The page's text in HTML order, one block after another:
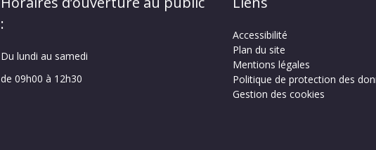
:
Du lundi au samedi
de 09h00 à 12h30
Accessibilité
Plan du site
Mentions légales
Politique de protection des
Gestion des cookies